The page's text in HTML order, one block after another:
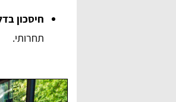
חיסכון
תחרותי.
lipaz
דרכם הסעה לאירוע, תודה